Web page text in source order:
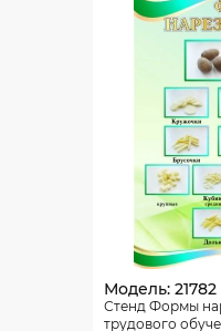
Модель: 21782
Стенд Формы
трудового